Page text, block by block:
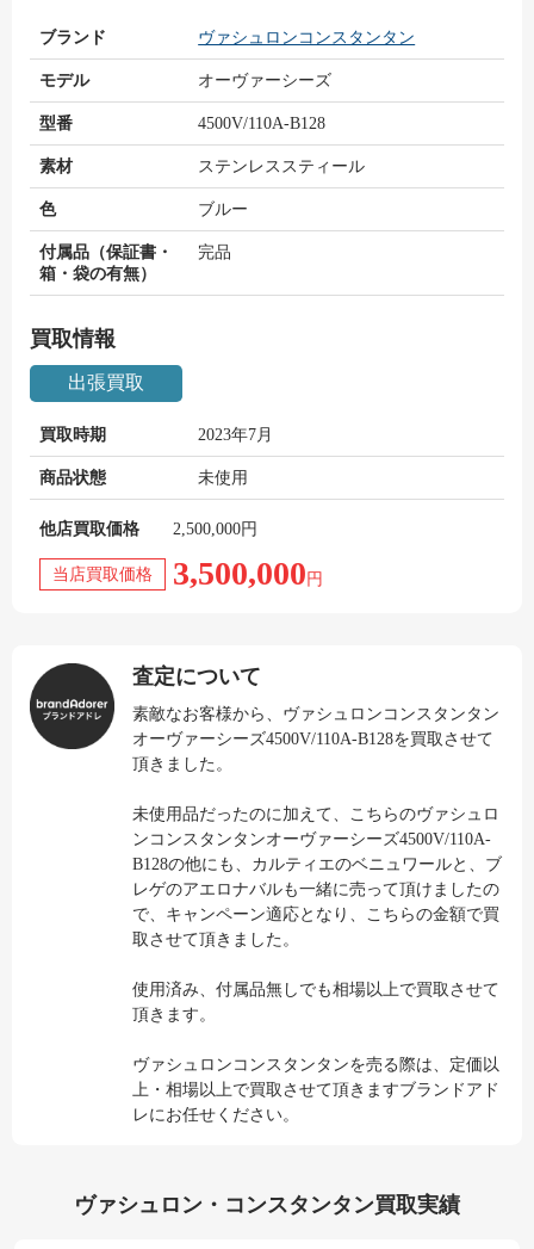
ブランド ヴァシュロンコンスタンタン
モデル オーヴァーシーズ
型番 4500V/110A-B128
素材 ステンレススティール
色 ブルー
付属品（保証書・
箱・袋の有無）
完品
買取情報
出張買取
買取時期 2023年7月
商品状態 未使用
他店買取価格 2,500,000円
当店買取価格 3,500,000 円
査定について
素敵なお客様から、ヴァシュロンコンスタンタン
オーヴァーシーズ4500V/110A-B128を買取させて
頂きました。
未使用品だったのに加えて、こちらのヴァシュロ
ンコンスタンタンオーヴァーシーズ4500V/110A-
B128の他にも、カルティエのベニュワールと、ブ
レゲのアエロナバルも一緒に売って頂けましたの
で、キャンペーン適応となり、こちらの金額で買
取させて頂きました。
使用済み、付属品無しでも相場以上で買取させて
頂きます。
ヴァシュロンコンスタンタンを売る際は、定価以
上・相場以上で買取させて頂きますブランドアド
レにお任せください。
ヴァシュロン・コンスタンタン買取実績